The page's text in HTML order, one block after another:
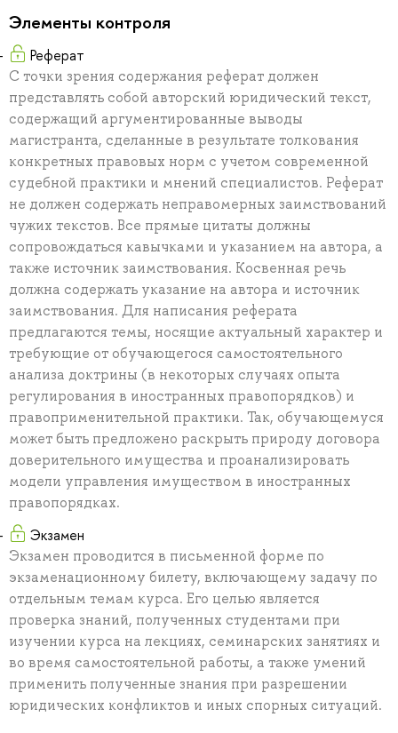
Элементы контроля
Реферат
С точки зрения содержания реферат должен
представлять собой авторский юридический текст,
содержащий аргументированные выводы
магистранта, сделанные в результате толкования
конкретных правовых норм с учетом современной
судебной практики и мнений специалистов. Реферат
не должен содержать неправомерных заимствований
чужих текстов. Все прямые цитаты должны
сопровождаться кавычками и указанием на автора, а
также источник заимствования. Косвенная речь
должна содержать указание на автора и источник
заимствования. Для написания реферата
предлагаются темы, носящие актуальный характер и
требующие от обучающегося самостоятельного
анализа доктрины (в некоторых случаях опыта
регулирования в иностранных правопорядков) и
правоприменительной практики. Так, обучающемуся
может быть предложено раскрыть природу договора
доверительного имущества и проанализировать
модели управления имуществом в иностранных
правопорядках.
Экзамен
Экзамен проводится в письменной форме по
экзаменационному билету, включающему задачу по
отдельным темам курса. Его целью является
проверка знаний, полученных студентами при
изучении курса на лекциях, семинарских занятиях и
во время самостоятельной работы, а также умений
применить полученные знания при разрешении
юридических конфликтов и иных спорных ситуаций.